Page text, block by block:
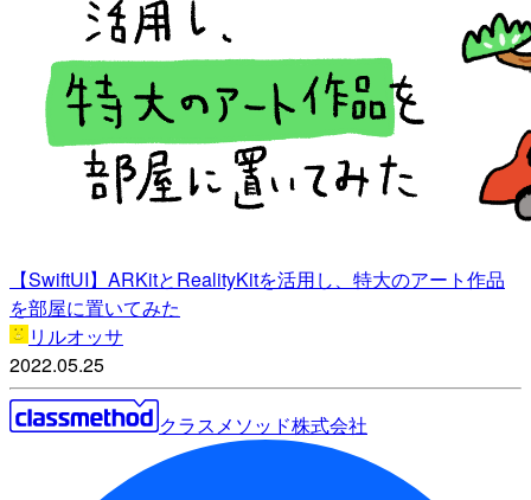
【SwiftUI】ARKitとRealityKitを活用し、特大のアート作品
を部屋に置いてみた
リルオッサ
2022.05.25
クラスメソッド株式会社